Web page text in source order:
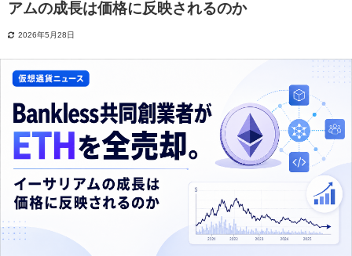
アムの成長は価格に反映されるのか
2026年5月28日